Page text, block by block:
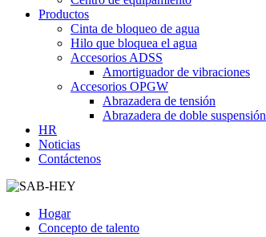
Productos
Cinta de bloqueo de agua
Hilo que bloquea el agua
Accesorios ADSS
Amortiguador de vibraciones
Accesorios OPGW
Abrazadera de tensión
Abrazadera de doble suspensión
HR
Noticias
Contáctenos
Hogar
Concepto de talento